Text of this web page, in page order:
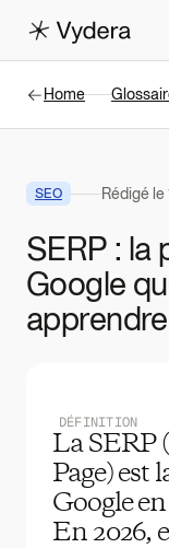
Home
SEO Rédigé le
SERP : la
Google
DÉFINITION
La SERP
Page) est
Google
En 2026,